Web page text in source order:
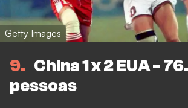
Getty Images
9
China 1 x 2 EUA -
pessoas